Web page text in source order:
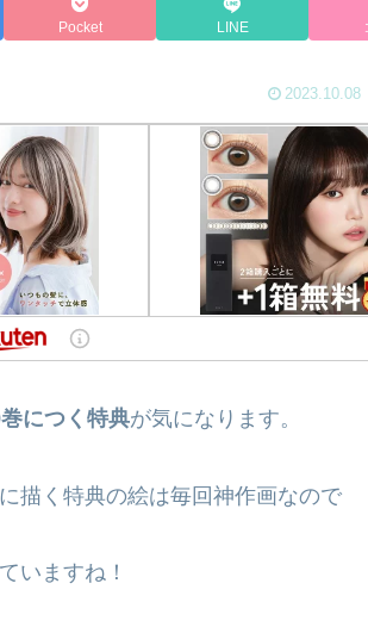
Pocket LINE
2023.10.08
につく特典が気になります。
描く特典の絵は毎回神作画なので
いますね！